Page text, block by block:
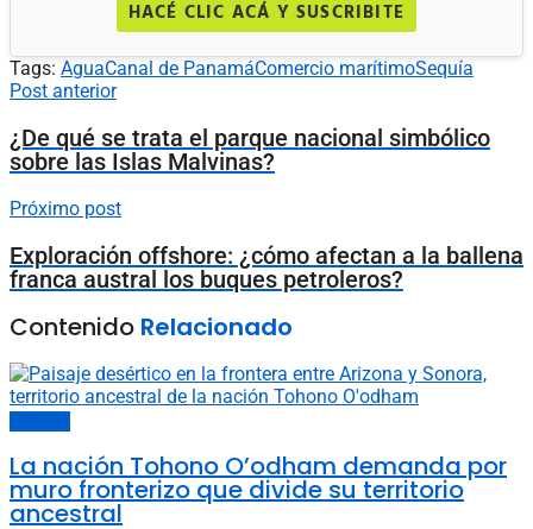
HACÉ CLIC ACÁ Y SUSCRIBITE
Tags: AguaCanal de PanamáComercio marítimoSequía
Post anterior
¿De qué se trata el parque nacional simbólico
sobre las Islas Malvinas?
Próximo post
Exploración offshore: ¿cómo afectan a la ballena
franca austral los buques petroleros?
Contenido Relacionado
La nación Tohono O’odham demanda por
muro fronterizo que divide su territorio
ancestral